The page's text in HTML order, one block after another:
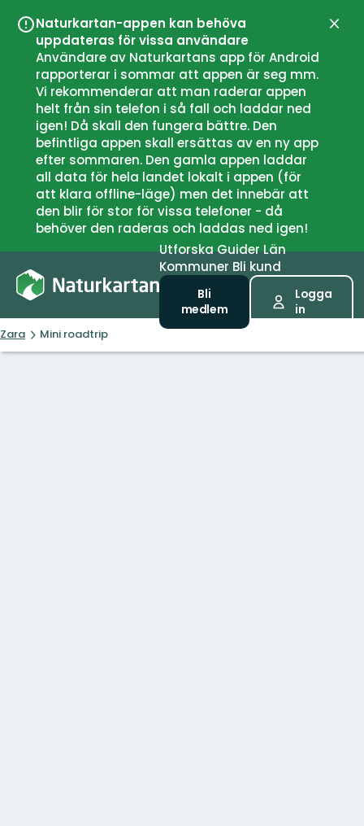
Naturkartan-appen kan behöva
uppdateras för vissa användare
Användare av Naturkartans app för Android
rapporterar i sommar att appen är seg mm.
Vi rekommenderar att man raderar appen
helt från sin telefon i så fall och laddar ned
igen! Då skall den fungera bättre. Den
befintliga appen skall ersättas av en ny app
efter sommaren. Den gamla appen laddar
all data för hela landet lokalt i appen (för
att klara offline-läge) men det innebär att
den blir för stor för vissa telefoner - då
behöver den raderas och laddas ned igen!
UtforskaGuiderLän
Kommuner Bli kund
Bli
medlem
Logga
in
Zara Mini roadtrip